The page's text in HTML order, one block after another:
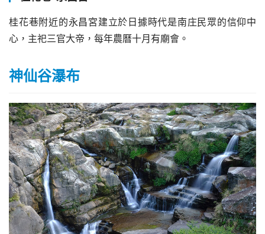
桂花巷附近的永昌宮建立於日據時代是南庄民眾的信仰中
心，主祀三官大帝，每年農曆十月有廟會。
神仙谷瀑布